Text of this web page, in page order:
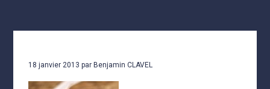
18 janvier 2013 par Benjamin CLAVEL